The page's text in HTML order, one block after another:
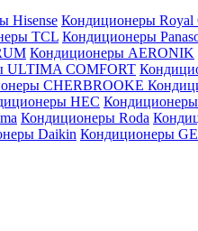
Hisense Кондиционеры Royal
TCL Кондиционеры
Кондиционеры AERONIK
ULTIMA COMFORT
CHERBROOKE
HEC
Кондиционеры Roda
Daikin Кондиционеры